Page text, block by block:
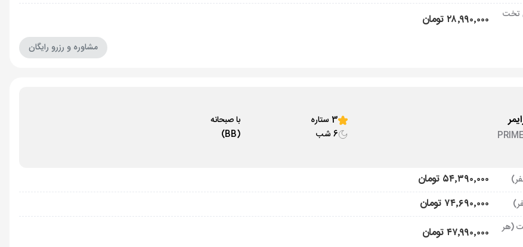
تخت
۲۸٬۹۹۰٬۰۰۰ تومان
مشاوره و رزرو رایگان
3 ستاره
6 شب
با صبحانه
(BB)
۵۴٬۳۹۰٬۰۰۰ تومان
۷۴٬۶۹۰٬۰۰۰ تومان
(هر
۴۷٬۹۹۰٬۰۰۰ تومان